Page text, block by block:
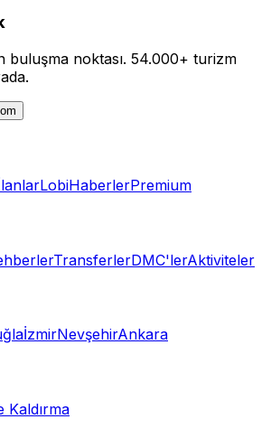
noktası. 54.000+ turizm
LobiHaberlerPremium
TransferlerDMC'lerAktiviteler
İzmirNevşehirAnkara
Kaldırma